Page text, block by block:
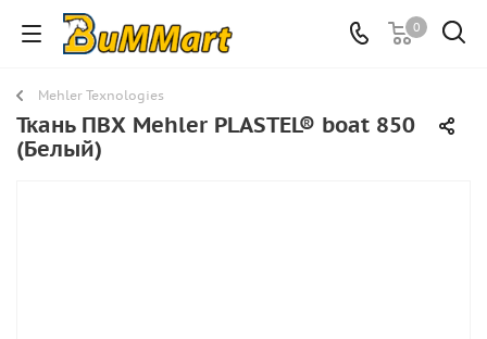
0
Mehler Texnologies
Ткань ПВХ Mehler PLASTEL® boat 850
(Белый)